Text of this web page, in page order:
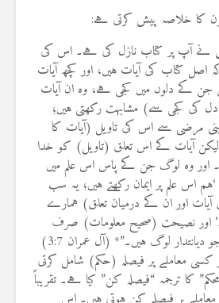
کا خلاصہ پیش کرتی ہے:
آپ پر کتاب نازل کی ہے۔ اس کی
اصل کتاب کی آیات ہیں، اور کچھ آیات
جن کے دلوں میں کجی ہے، وہ ان آیات
کی کجی سے) مشابہت رکھتی ہیں؛
اپنی مرضی سے اس کی تاویل (آیات کا
لیکن آیات کے اس تعلق (تاویل) کو خدا
اور وہ لوگ جن کے پاس اس علم میں
اس علم پر ایمان رکھتے ہیں؛ یہ سب
آیات اور ان کے درمیان تعلق) ہمارے
نصیحت (صحیح معلومات) صرف
لوگ ہیں۔”* (آل عمران 3:7)
معاملے پر فیصلہ (حکم) شامل کرتی
کا ترجمہ “فیصلہ کن” کیا ہے۔ تقریباً